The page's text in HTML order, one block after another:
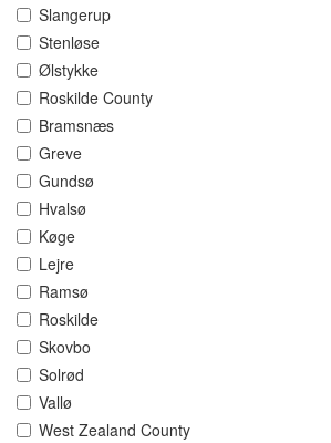
Slangerup
Stenløse
Ølstykke
Roskilde County
Bramsnæs
Greve
Gundsø
Hvalsø
Køge
Lejre
Ramsø
Roskilde
Skovbo
Solrød
Vallø
West Zealand County